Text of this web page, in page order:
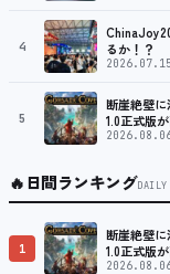
4
るか！？
2026.07.15
5
断崖絶壁に
1.0正式版
🔥日間ランキングDAILY
1
断崖絶壁に
1.0正式版